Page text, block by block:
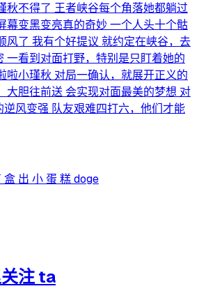
秋不得了 王者峡谷每个角落她都躺过
幕变黑变亮真的奇妙 一个人头十个骷
风了 我有个好提议 就约定在峡谷，去
一看到对面打野，特别是只盯着她的
啦小瑾秋 对局一确认，就展开正义的
大胆往前送 会实现对面最美的梦想 对
风变强 队友艰难四打六，他们才能
盒 出 小 蛋 糕 doge
注 ta